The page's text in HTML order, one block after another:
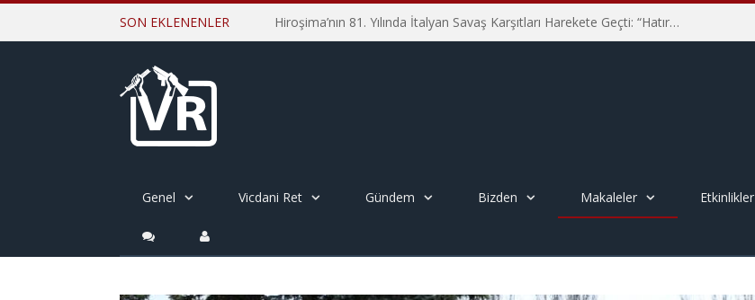
SON EKLENENLER Hiroşima’nın 81. Yılında İtalyan Savaş Karşıtları Harekete Geçti: “Hatırlamak yeterli değil”
Genel Vicdani Ret Gündem Bizden Makaleler Etkinlikler